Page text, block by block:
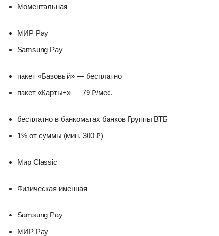
Моментальная
МИР Pay
Samsung Pay
пакет «Базовый» — бесплатно
пакет «Карты+» — 79 ₽/мес.
бесплатно в банкоматах банков Группы ВТБ
1% от суммы (мин. 300 ₽)
Мир Classic
Физическая именная
Samsung Pay
МИР Pay